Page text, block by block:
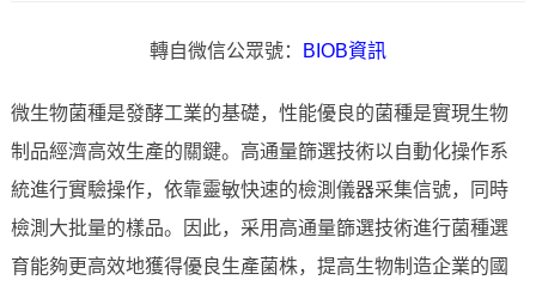
轉自微信公眾號： BIOB資訊
微生物菌種是發酵工業的基礎，性能優良的菌種是實現生物
制品經濟高效生產的關鍵。高通量篩選技術以自動化操作系
統進行實驗操作，依靠靈敏快速的檢測儀器采集信號，同時
檢測大批量的樣品。因此，采用高通量篩選技術進行菌種選
育能夠更高效地獲得優良生產菌株，提高生物制造企業的國